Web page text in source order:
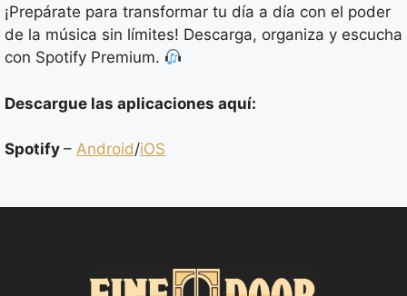
¡Prepárate para transformar tu día a día con el poder
de la música sin límites! Descarga, organiza y escucha
con Spotify Premium.
Descargue las aplicaciones aquí:
Spotify – Android/iOS